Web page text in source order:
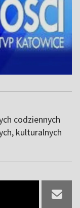
codziennych
kulturalnych